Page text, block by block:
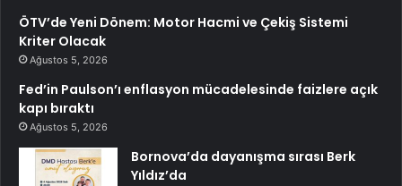
ÖTV’de Yeni Dönem: Motor Hacmi ve Çekiş Sistemi
Kriter Olacak
Ağustos 5, 2026
Fed’in Paulson’ı enflasyon mücadelesinde faizlere açık
kapı bıraktı
Ağustos 5, 2026
Bornova’da dayanışma sırası Berk
Yıldız’da